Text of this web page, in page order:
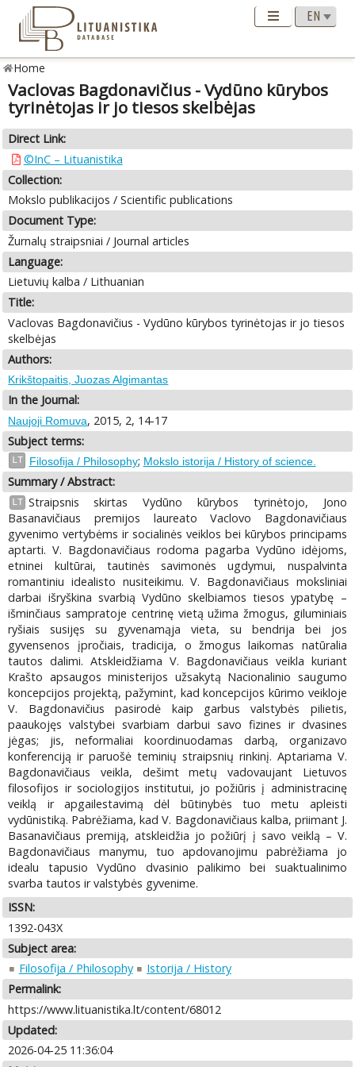
Home
Vaclovas Bagdonavičius - Vydūno kūrybos
tyrinėtojas ir jo tiesos skelbėjas
Direct Link:
©InC – Lituanistika
Collection:
Mokslo publikacijos / Scientific publications
Document Type:
Žurnalų straipsniai / Journal articles
Language:
Lietuvių kalba / Lithuanian
Title:
Vaclovas Bagdonavičius - Vydūno kūrybos tyrinėtojas ir jo tiesos
skelbėjas
Authors:
Krikštopaitis, Juozas Algimantas
In the Journal:
Naujoji Romuva, 2015, 2, 14-17
Subject terms:
LT Filosofija / Philosophy; Mokslo istorija / History of science.
Summary / Abstract:
LT Straipsnis skirtas Vydūno kūrybos tyrinėtojo, Jono
Basanavičiaus premijos laureato Vaclovo Bagdonavičiaus
gyvenimo vertybėms ir socialinės veiklos bei kūrybos principams
aptarti. V. Bagdonavičiaus rodoma pagarba Vydūno idėjoms,
etninei kultūrai, tautinės savimonės ugdymui, nuspalvinta
romantiniu idealisto nusiteikimu. V. Bagdonavičiaus moksliniai
darbai išryškina svarbią Vydūno skelbiamos tiesos ypatybę –
išminčiaus sampratoje centrinę vietą užima žmogus, giluminiais
ryšiais susijęs su gyvenamąja vieta, su bendrija bei jos
gyvensenos įpročiais, tradicija, o žmogus laikomas natūralia
tautos dalimi. Atskleidžiama V. Bagdonavičiaus veikla kuriant
Krašto apsaugos ministerijos užsakytą Nacionalinio saugumo
koncepcijos projektą, pažymint, kad koncepcijos kūrimo veikloje
V. Bagdonavičius pasirodė kaip garbus valstybės pilietis,
paaukojęs valstybei svarbiam darbui savo fizines ir dvasines
jėgas; jis, neformaliai koordinuodamas darbą, organizavo
konferenciją ir paruošė teminių straipsnių rinkinį. Aptariama V.
Bagdonavičiaus veikla, dešimt metų vadovaujant Lietuvos
filosofijos ir sociologijos institutui, jo požiūris į administracinę
veiklą ir apgailestavimą dėl būtinybės tuo metu apleisti
vydūnistiką. Pabrėžiama, kad V. Bagdonavičiaus kalba, priimant J.
Basanavičiaus premiją, atskleidžia jo požiūrį į savo veiklą – V.
Bagdonavičiaus manymu, tuo apdovanojimu pabrėžiama jo
idealu tapusio Vydūno dvasinio palikimo bei suaktualinimo
svarba tautos ir valstybės gyvenime.
ISSN:
1392-043X
Subject area:
Filosofija / Philosophy
Istorija / History
Permalink:
https://www.lituanistika.lt/content/68012
Updated:
2026-04-25 11:36:04